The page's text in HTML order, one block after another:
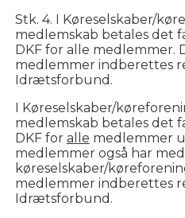
Stk. 4. I Køreselskaber/
medlemskab betales det
DKF for alle medlemmer.
medlemmer indberettes
Idrætsforbund.
I Køreselskaber/
medlemskab betales det
DKF for alle medlemmer
medlemmer også har
køreselskaber/
medlemmer indberettes
Idrætsforbund.